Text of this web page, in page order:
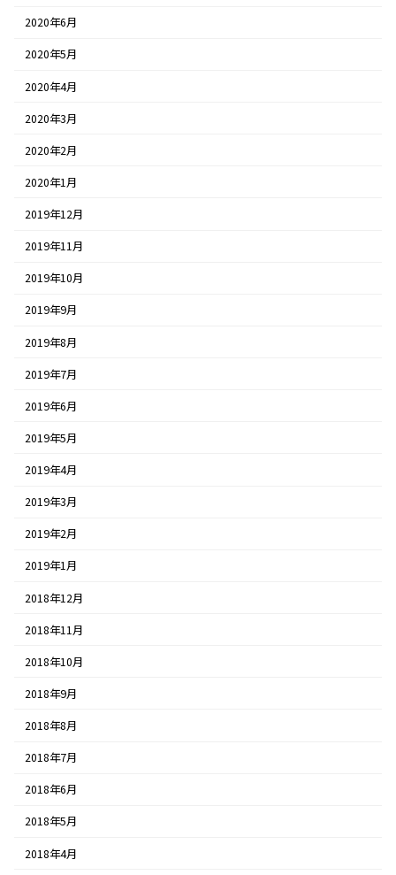
2020年6月
2020年5月
2020年4月
2020年3月
2020年2月
2020年1月
2019年12月
2019年11月
2019年10月
2019年9月
2019年8月
2019年7月
2019年6月
2019年5月
2019年4月
2019年3月
2019年2月
2019年1月
2018年12月
2018年11月
2018年10月
2018年9月
2018年8月
2018年7月
2018年6月
2018年5月
2018年4月